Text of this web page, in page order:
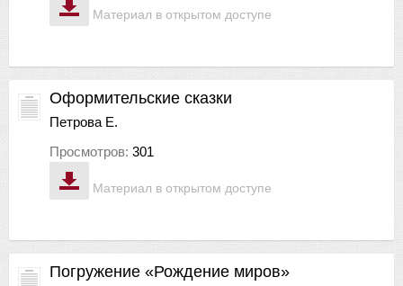
Материал в открытом доступе
Материал в открытом доступе
Оформительские сказки
Петрова Е.
Просмотров: 301
Погружение «Рождение миров»